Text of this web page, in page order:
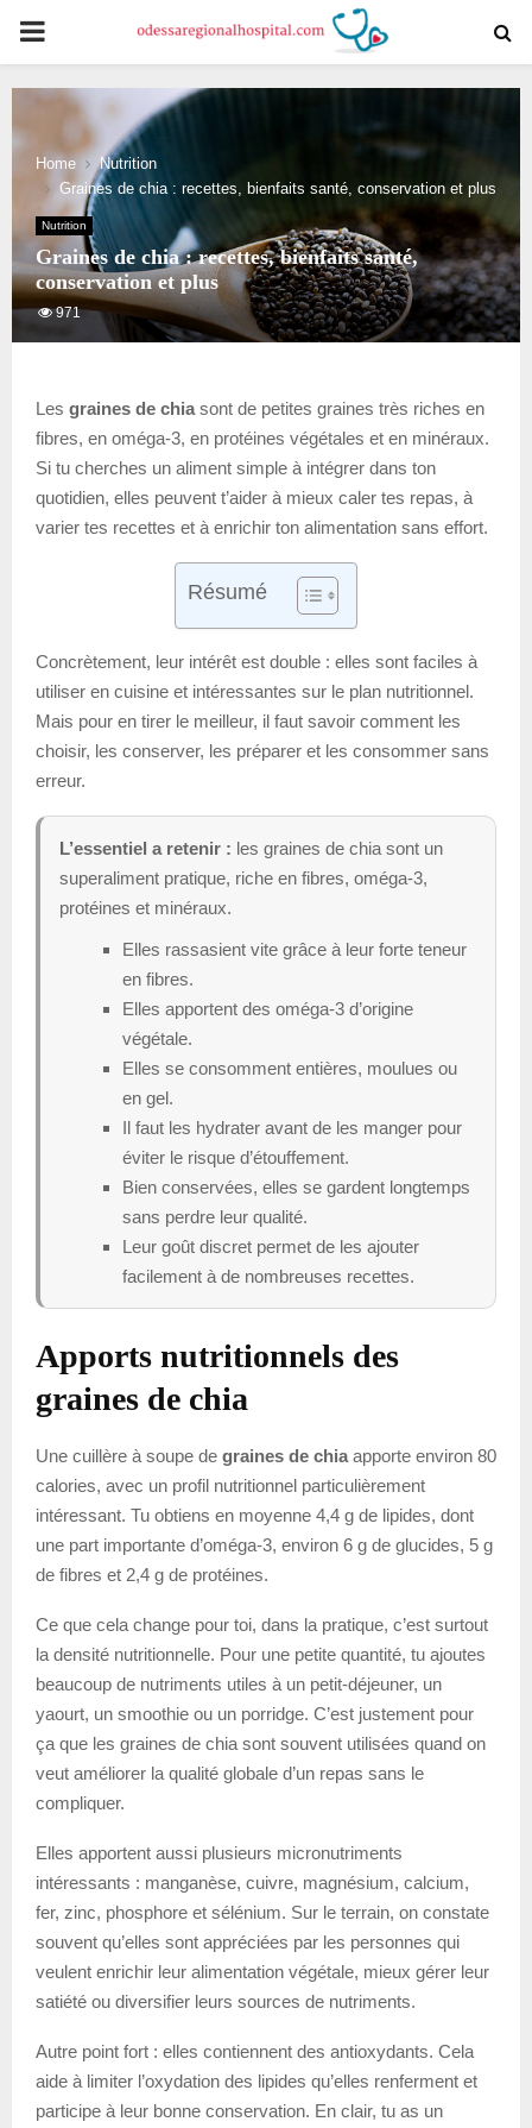
PRIMARY
MENU
Home
Nutrition
Graines de chia : recettes, bienfaits santé, conservation et plus
Nutrition
Graines de chia : recettes, bienfaits santé,
conservation et plus
971
Les graines de chia sont de petites graines très riches en
fibres, en oméga-3, en protéines végétales et en minéraux.
Si tu cherches un aliment simple à intégrer dans ton
quotidien, elles peuvent t’aider à mieux caler tes repas, à
varier tes recettes et à enrichir ton alimentation sans effort.
Résumé
Concrètement, leur intérêt est double : elles sont faciles à
utiliser en cuisine et intéressantes sur le plan nutritionnel.
Mais pour en tirer le meilleur, il faut savoir comment les
choisir, les conserver, les préparer et les consommer sans
erreur.
L’essentiel a retenir : les graines de chia sont un
superaliment pratique, riche en fibres, oméga-3,
protéines et minéraux.
Elles rassasient vite grâce à leur forte teneur
en fibres.
Elles apportent des oméga-3 d’origine
végétale.
Elles se consomment entières, moulues ou
en gel.
Il faut les hydrater avant de les manger pour
éviter le risque d’étouffement.
Bien conservées, elles se gardent longtemps
sans perdre leur qualité.
Leur goût discret permet de les ajouter
facilement à de nombreuses recettes.
Apports nutritionnels des
graines de chia
Une cuillère à soupe de graines de chia apporte environ 80
calories, avec un profil nutritionnel particulièrement
intéressant. Tu obtiens en moyenne 4,4 g de lipides, dont
une part importante d’oméga-3, environ 6 g de glucides, 5 g
de fibres et 2,4 g de protéines.
Ce que cela change pour toi, dans la pratique, c’est surtout
la densité nutritionnelle. Pour une petite quantité, tu ajoutes
beaucoup de nutriments utiles à un petit-déjeuner, un
yaourt, un smoothie ou un porridge. C’est justement pour
ça que les graines de chia sont souvent utilisées quand on
veut améliorer la qualité globale d’un repas sans le
compliquer.
Elles apportent aussi plusieurs micronutriments
intéressants : manganèse, cuivre, magnésium, calcium,
fer, zinc, phosphore et sélénium. Sur le terrain, on constate
souvent qu’elles sont appréciées par les personnes qui
veulent enrichir leur alimentation végétale, mieux gérer leur
satiété ou diversifier leurs sources de nutriments.
Autre point fort : elles contiennent des antioxydants. Cela
aide à limiter l’oxydation des lipides qu’elles renferment et
participe à leur bonne conservation. En clair, tu as un